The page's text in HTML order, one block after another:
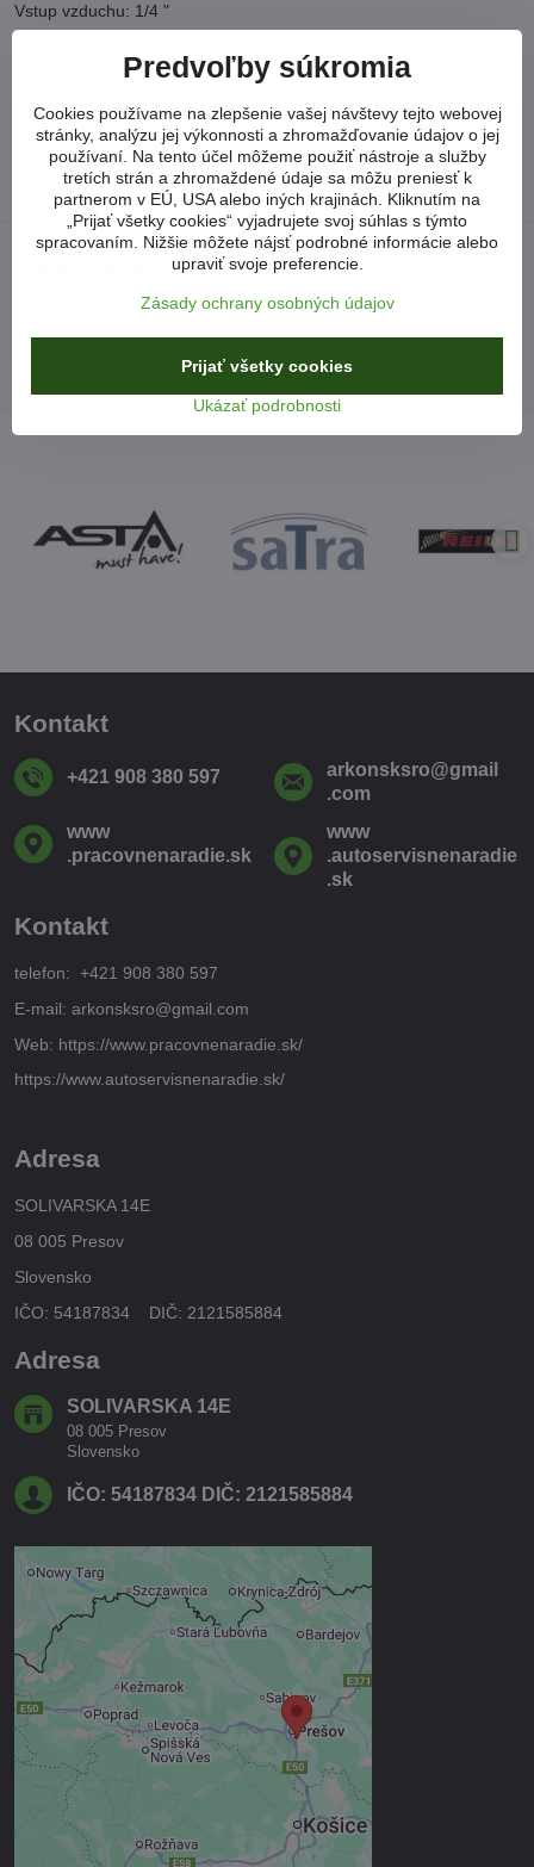
Vstup vzduchu: 1/4 "
Plošná spotreba: 2 l / min
Tlak: 5 - 8 barov (75 - 120 psi)
Viac z kategórie
BRZDOVÝ SYSTÉM
ODVZUŠNENIE BŔZD A VÝMENA KVAPALINY
Neviete si poradiť?
arkonsksro​@gmail​.com
Kontakt
+421 908 380 597
arkonsksro​@gmail​
.com
www​
.pracovnenaradie​.sk
www​
.autoservisnenaradie​
.sk
Kontakt
telefon: +421 908 380 597
E-mail: arkonsksro@gmail.com
Web: https://www.pracovnenaradie.sk/
https://www.autoservisnenaradie.sk/
Adresa
SOLIVARSKA 14E
08 005 Presov
Slovensko
IČO: 54187834 DIČ: 2121585884
Adresa
SOLIVARSKA 14E
08 005 Presov
Slovensko
IČO: 54187834 DIČ: 2121585884
Externý obsah je blokovaný
Voľbami súkromia
Prajete si načítať externý obsah?
Povoliť tentokrát
Povoliť a zapamätať - súhlas s
druhom cookie: Funkčné
Predvoľby súkromia
Cookies používame na zlepšenie vašej návštevy tejto webovej
stránky, analýzu jej výkonnosti a zhromažďovanie údajov o jej
používaní. Na tento účel môžeme použiť nástroje a služby
tretích strán a zhromaždené údaje sa môžu preniesť k
partnerom v EÚ, USA alebo iných krajinách. Kliknutím na
„Prijať všetky cookies“ vyjadrujete svoj súhlas s týmto
spracovaním. Nižšie môžete nájsť podrobné informácie alebo
upraviť svoje preferencie.
Zásady ochrany osobných údajov
Ukázať podrobnosti
Prijať všetky cookies